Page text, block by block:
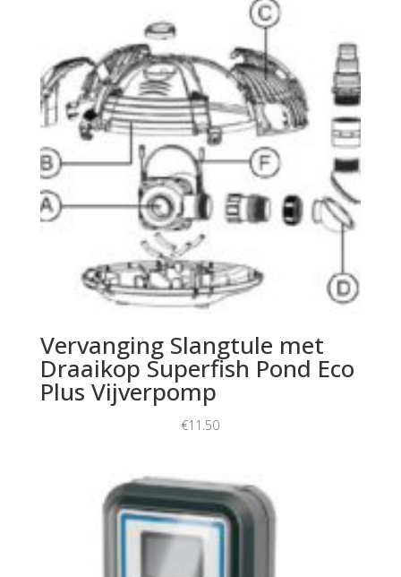
Vervanging Slangtule met
Draaikop Superfish Pond Eco
Plus Vijverpomp
€11.50